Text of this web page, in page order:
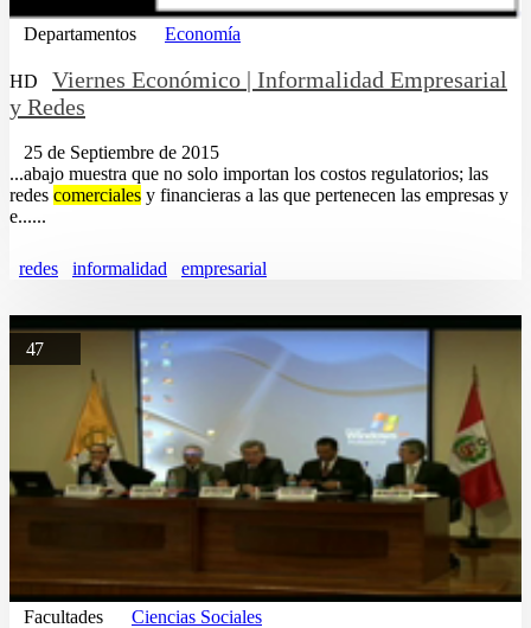
Departamentos Economía
HD
Viernes Económico | Informalidad Empresarial
y Redes
25 de Septiembre de 2015
...abajo muestra que no solo importan los costos regulatorios; las
redes comerciales y financieras a las que pertenecen las empresas y
e......
redes informalidad empresarial
47
Facultades Ciencias Sociales